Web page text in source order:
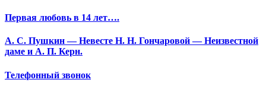
Первая любовь в 14 лет….
А. С. Пушкин — Невесте Н. Н. Гончаровой — Неизвестной
даме и А. П. Керн.
Телефонный звонок